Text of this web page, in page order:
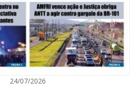
de Dia dos Pais com atrações para toda a
24/07/2026